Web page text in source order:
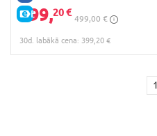
E-CENA
399,20 €
499,00 €
30d. labākā cena: 399,20 €
1